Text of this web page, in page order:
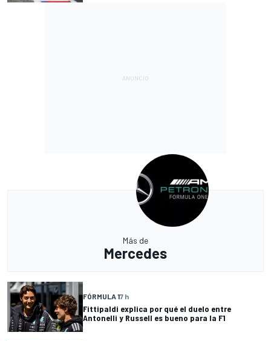
Más de
Mercedes
FÓRMULA 17 h
Fittipaldi explica por qué el duelo entre
Antonelli y Russell es bueno para la F1